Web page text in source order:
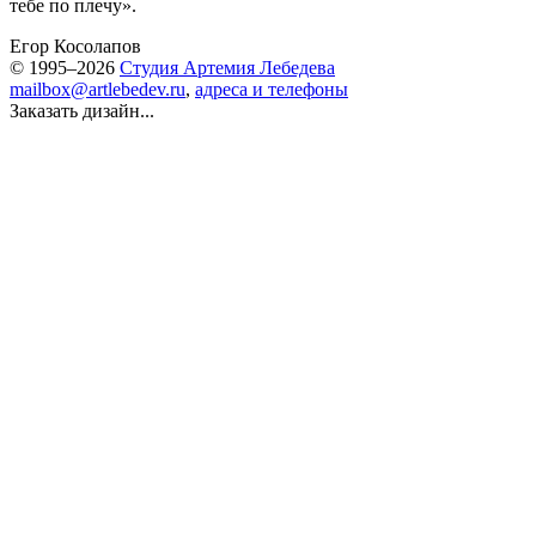
тебе по плечу».
Егор Косолапов
© 1995–2026 Студия Артемия Лебедева
mailbox@artlebedev.ru, адреса и телефоны
Заказать дизайн...